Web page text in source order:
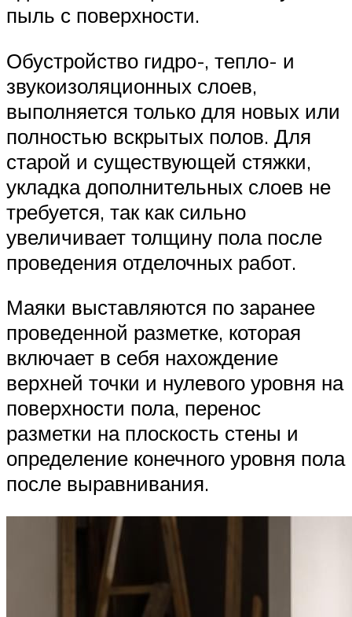
пыль с поверхности.
Обустройство гидро-, тепло- и
звукоизоляционных слоев,
выполняется только для новых или
полностью вскрытых полов. Для
старой и существующей стяжки,
укладка дополнительных слоев не
требуется, так как сильно
увеличивает толщину пола после
проведения отделочных работ.
Маяки выставляются по заранее
проведенной разметке, которая
включает в себя нахождение
верхней точки и нулевого уровня на
поверхности пола, перенос
разметки на плоскость стены и
определение конечного уровня пола
после выравнивания.